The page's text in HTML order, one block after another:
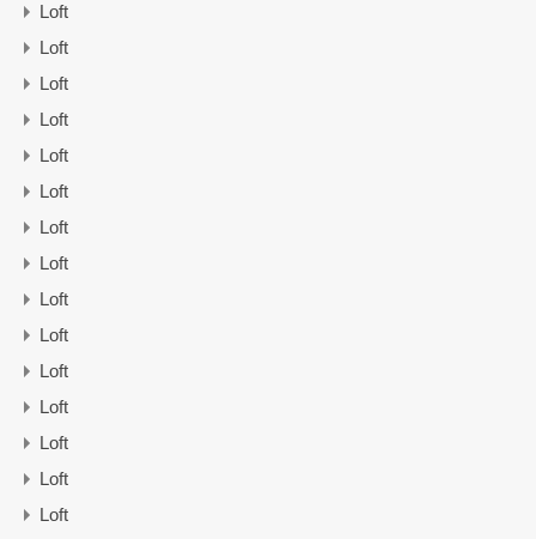
Loft
Loft
Loft
Loft
Loft
Loft
Loft
Loft
Loft
Loft
Loft
Loft
Loft
Loft
Loft